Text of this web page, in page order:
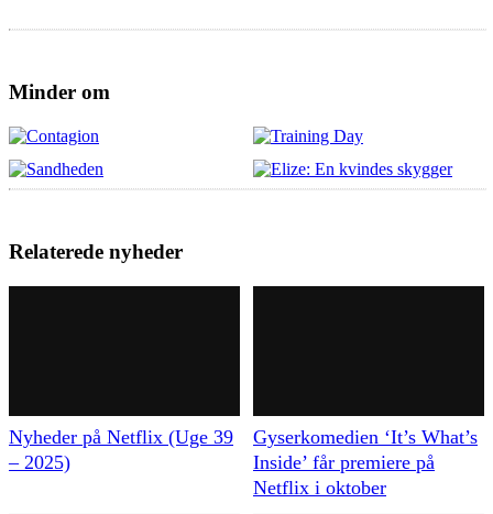
Minder om
Relaterede nyheder
Nyheder på Netflix (Uge 39
– 2025)
Gyserkomedien ‘It’s What’s
Inside’ får premiere på
Netflix i oktober